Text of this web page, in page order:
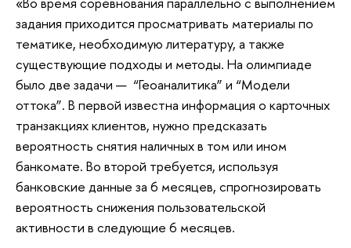
задания приходится просматривать материалы по
тематике, необходимую литературу, а также
существующие подходы и методы. На олимпиаде
было две задачи — “Геоаналитика” и “Модели
оттока”. В первой известна информация о карточных
транзакциях клиентов, нужно предсказать
вероятность снятия наличных в том или ином
банкомате. Во второй требуется, используя
банковские данные за 6 месяцев, спрогнозировать
вероятность снижения пользовательской
активности в следующие 6 месяцев.